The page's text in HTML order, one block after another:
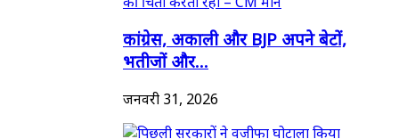
कांग्रेस, अकाली और BJP अपने बेटों,
भतीजों और...
जनवरी 31, 2026